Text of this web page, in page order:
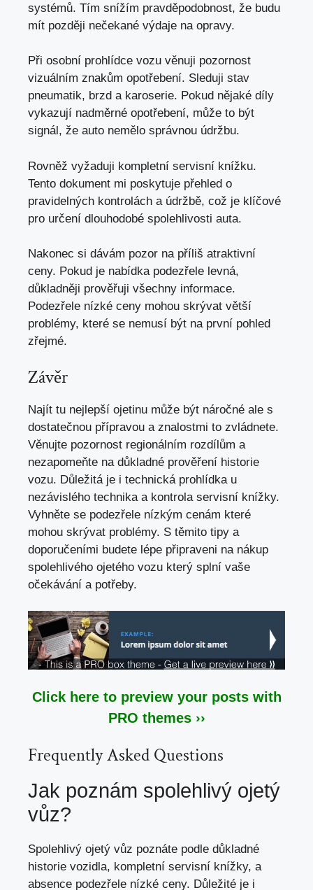
systémů. Tím snížím pravděpodobnost, že budu
mít později nečekané výdaje na opravy.
Při osobní prohlídce vozu věnuji pozornost
vizuálním znakům opotřebení. Sleduji stav
pneumatik, brzd a karoserie. Pokud nějaké díly
vykazují nadměrné opotřebení, může to být
signál, že auto nemělo správnou údržbu.
Rovněž vyžaduji kompletní servisní knížku.
Tento dokument mi poskytuje přehled o
pravidelných kontrolách a údržbě, což je klíčové
pro určení dlouhodobé spolehlivosti auta.
Nakonec si dávám pozor na příliš atraktivní
ceny. Pokud je nabídka podezřele levná,
důkladněji prověřuji všechny informace.
Podezřele nízké ceny mohou skrývat větší
problémy, které se nemusí být na první pohled
zřejmé.
Závěr
Najít tu nejlepší ojetinu může být náročné ale s
dostatečnou přípravou a znalostmi to zvládnete.
Věnujte pozornost regionálním rozdílům a
nezapomeňte na důkladné prověření historie
vozu. Důležitá je i technická prohlídka u
nezávislého technika a kontrola servisní knížky.
Vyhněte se podezřele nízkým cenám které
mohou skrývat problémy. S těmito tipy a
doporučeními budete lépe připraveni na nákup
spolehlivého ojetého vozu který splní vaše
očekávání a potřeby.
Click here to preview your posts with
PRO themes ››
Frequently Asked Questions
Jak poznám spolehlivý ojetý
vůz?
Spolehlivý ojetý vůz poznáte podle důkladné
historie vozidla, kompletní servisní knížky, a
absence podezřele nízké ceny. Důležité je i